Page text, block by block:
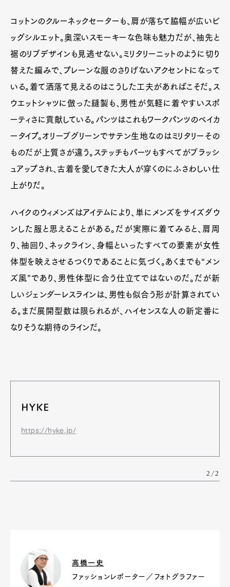
コットンのクルーネックセーターも、肩が落ちて脇幅が広いビ
ッグシルエット。奥深いスモーキーな色味も魅力だが、袖先と
裾のリブデザインも見逃せない。ミリタリーニットのように切り
替えた編みで、プレーンな服のさりげないアクセントになって
いる。着て洒落て見えるのはこうした工夫があればこそだ。ス
ウエットシャツに倣った縫製も、男性が気軽に着やすいスポ
ーティさに貢献している。パンツはこれもワークパンツのベイカ
ータイプ。オリーブグリーンでサテン生地なのはミリタリーその
ものだが上質さが違う。ステッチもパーツもすべてがブラッシ
ュアップされ、古着を愛してきた大人が穿くのにふさわしい仕
上がりだ。
ハイクのウィメンズはアイテムにより、単にメンズをサイズダウ
ンした服と思えることがある。だが実際に着てみると、肩周
り、袖回り、ネックライン、身幅といったすべての要素が女性
体型を映えさせるつくりであることに気づく。あくまでも“メン
ズ風”であり、男性体型に合う仕立てではないのだ。だが新
しいジェンダーレスラインは、男性も似合う形が計算されてい
る。まだ展開型数は限られるが、ハイセンスな人の新定番に
なりそうな期待のラインだ。
HYKE
https://hyke.jp/
2/2
高橋一史
ファッションレポーター／フォトグラファー